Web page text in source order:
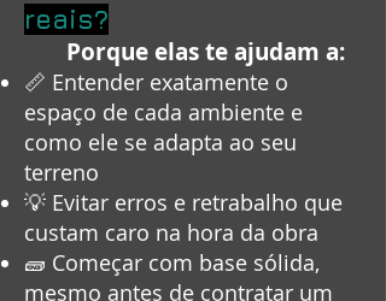
reais?
Porque elas te ajudam a:
📏 Entender exatamente o
espaço de cada ambiente e
como ele se adapta ao seu
terreno
💡 Evitar erros e retrabalho que
custam caro na hora da obra
🧱 Começar com base sólida,
mesmo antes de contratar um